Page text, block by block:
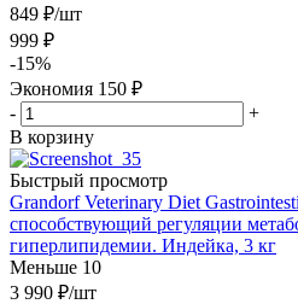
849 ₽/шт
999 ₽
-15%
Экономия 150 ₽
-
+
В корзину
Быстрый просмотр
Grandorf Veterinary Diet
способствующий регуляции
гиперлипидемии. Индейка, 3 кг
Меньше 10
3 990 ₽/шт